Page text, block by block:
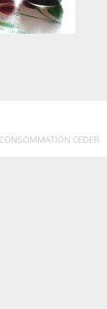
CEDER